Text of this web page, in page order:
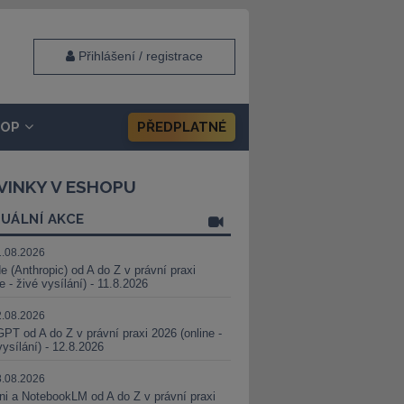
Přihlášení / registrace
PŘEDPLATNÉ
V ESHOPU
AKCE
(Anthropic) od A do Z v právní praxi
- živé vysílání) - 11.8.2026
od A do Z v právní praxi 2026 (online -
- 12.8.2026
a NotebookLM od A do Z v právní praxi